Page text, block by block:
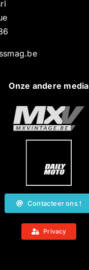
Onze andere media
Contacteer ons !
Privacy